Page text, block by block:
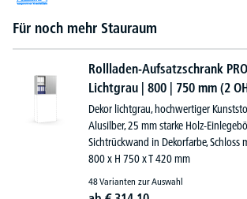
Für noch mehr Stauraum
Rollladen-Aufsatzschrank
Lichtgrau | 800 | 750 mm (2
Dekor lichtgrau, hochwertiger
Alusilber, 25 mm starke Holz-
Sichtrückwand in Dekorfarbe, Schloss
800 x H 750 x T 420 mm
48 Varianten zur Auswahl